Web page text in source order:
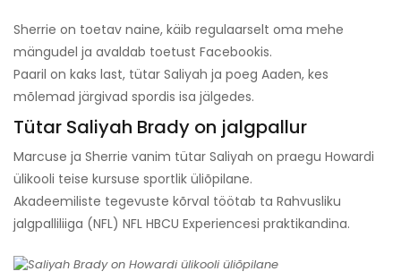
Sherrie on toetav naine, käib regulaarselt oma mehe
mängudel ja avaldab toetust Facebookis.
Paaril on kaks last, tütar Saliyah ja poeg Aaden, kes
mõlemad järgivad spordis isa jälgedes.
Tütar Saliyah Brady on jalgpallur
Marcuse ja Sherrie vanim tütar Saliyah on praegu Howardi
ülikooli teise kursuse sportlik üliõpilane.
Akadeemiliste tegevuste kõrval töötab ta Rahvusliku
jalgpalliliiga (NFL) NFL HBCU Experiencesi praktikandina.